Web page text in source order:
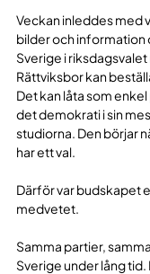
Veckan inleddes med
bilder och information
Sverige i
Rättviksbor kan
Det kan låta som
det demokrati i sin
studiorna. Den börjar
har ett val.
Därför var budskapet
medvetet.
Samma partier,
Sverige under lång